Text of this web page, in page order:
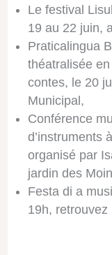
Le festival
19 au 22 juin,
Praticalingua
théatralisée
contes, le 20
Municipal,
Conférence
d’instruments
organisé par
jardin des
Festa di a
19h,